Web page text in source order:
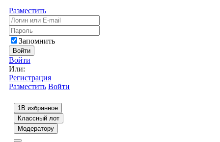
Разместить
Запомнить
Войти
Войти
Или:
Регистрация
Разместить Войти
1В избранное
Классный лот
Модератору